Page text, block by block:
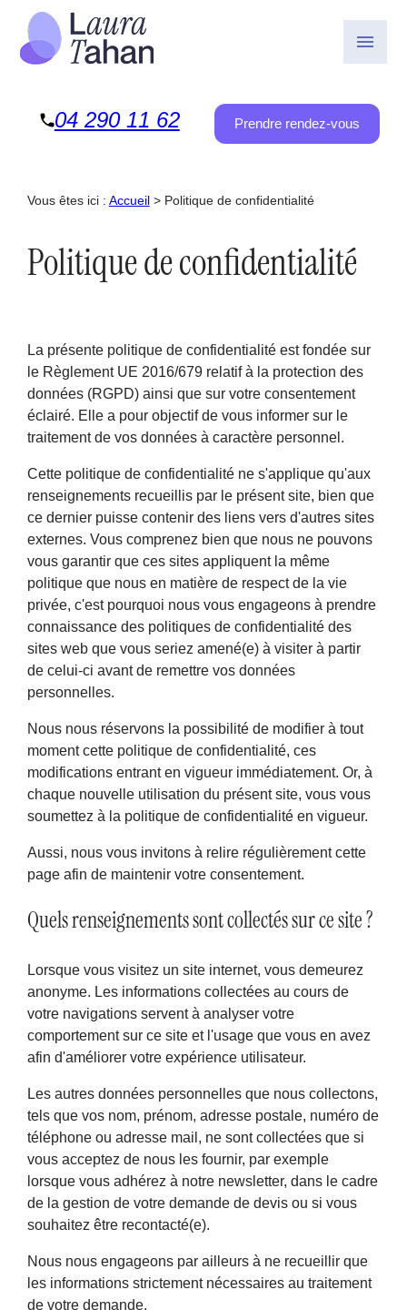
menu
04 290 11 62 Prendre rendez-vous
Vous êtes ici : Accueil> Politique de confidentialité
Politique de confidentialité
La présente politique de confidentialité est fondée sur
le Règlement UE 2016/679 relatif à la protection des
données (RGPD) ainsi que sur votre consentement
éclairé. Elle a pour objectif de vous informer sur le
traitement de vos données à caractère personnel.
Cette politique de confidentialité ne s'applique qu'aux
renseignements recueillis par le présent site, bien que
ce dernier puisse contenir des liens vers d'autres sites
externes. Vous comprenez bien que nous ne pouvons
vous garantir que ces sites appliquent la même
politique que nous en matière de respect de la vie
privée, c'est pourquoi nous vous engageons à prendre
connaissance des politiques de confidentialité des
sites web que vous seriez amené(e) à visiter à partir
de celui-ci avant de remettre vos données
personnelles.
Nous nous réservons la possibilité de modifier à tout
moment cette politique de confidentialité, ces
modifications entrant en vigueur immédiatement. Or, à
chaque nouvelle utilisation du présent site, vous vous
soumettez à la politique de confidentialité en vigueur.
Aussi, nous vous invitons à relire régulièrement cette
page afin de maintenir votre consentement.
Quels renseignements sont collectés sur ce site ?
Lorsque vous visitez un site internet, vous demeurez
anonyme. Les informations collectées au cours de
votre navigations servent à analyser votre
comportement sur ce site et l'usage que vous en avez
afin d'améliorer votre expérience utilisateur.
Les autres données personnelles que nous collectons,
tels que vos nom, prénom, adresse postale, numéro de
téléphone ou adresse mail, ne sont collectées que si
vous acceptez de nous les fournir, par exemple
lorsque vous adhérez à notre newsletter, dans le cadre
de la gestion de votre demande de devis ou si vous
souhaitez être recontacté(e).
Nous nous engageons par ailleurs à ne recueillir que
les informations strictement nécessaires au traitement
de votre demande.
Panneau de gestion des cookies